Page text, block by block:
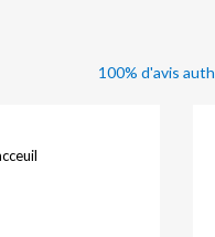
100% d'avis